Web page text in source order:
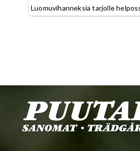
Luomuvihanneksia tarjolle